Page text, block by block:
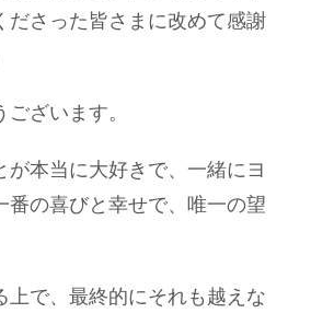
ださった皆さまに改めて感謝
ざいます。
が本当に大好きで、一緒にヨ
番の喜びと幸せで、唯一の望
上で、最終的にそれも越えな